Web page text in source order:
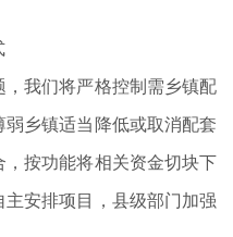
我们将严格控制需乡镇配
乡镇适当降低或取消配套
按功能将相关资金切块下
安排项目，县级部门加强